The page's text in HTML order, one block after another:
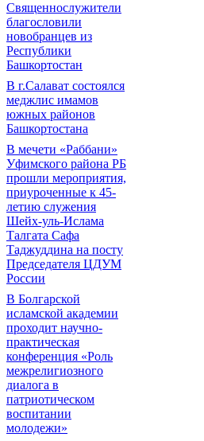
Священнослужители
благословили
новобранцев из
Республики
Башкортостан
В г.Салават состоялся
меджлис имамов
южных районов
Башкортостана
В мечети «Раббани»
Уфимского района РБ
прошли мероприятия,
приуроченные к 45-
летию служения
Шейх-уль-Ислама
Талгата Сафа
Таджуддина на посту
Председателя ЦДУМ
России
В Болгарской
исламской академии
проходит научно-
практическая
конференция «Роль
межрелигиозного
диалога в
патриотическом
воспитании
молодежи»